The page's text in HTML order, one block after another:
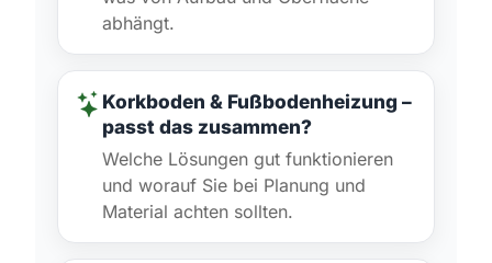
abhängt.
Korkboden & Fußbodenheizung –
passt das zusammen?
Welche Lösungen gut funktionieren
und worauf Sie bei Planung und
Material achten sollten.